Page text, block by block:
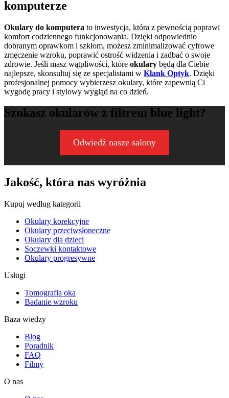
komputerze
Okulary do komputera to inwestycja, która z pewnością poprawi
komfort codziennego funkcjonowania. Dzięki odpowiednio
dobranym oprawkom i szkłom, możesz zminimalizować cyfrowe
zmęczenie wzroku, poprawić ostrość widzenia i zadbać o swoje
zdrowie. Jeśli masz wątpliwości, które okulary będą dla Ciebie
najlepsze, skonsultuj się ze specjalistami w Klank Optyk. Dzięki
profesjonalnej pomocy wybierzesz okulary, które zapewnią Ci
wygodę pracy i stylowy wygląd na co dzień.
Szukasz okularów z filtrem blue light?
Odwiedź nasze salony
Jakość, która nas wyróżnia
Kupuj według kategorii
Okulary korekcyjne
Okulary przeciwsłoneczne
Okulary dla dzieci
Soczewki kontaktowe
Okulary progresywne
Usługi
Tomografia oka
Badanie wzroku
Baza wiedzy
Blog
Poradnik
FAQ
Filmy
O nas